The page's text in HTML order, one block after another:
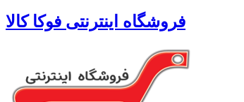
فروشگاه اینترنتی فوکا کالا